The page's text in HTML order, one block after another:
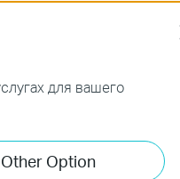
для вашего
Other Option